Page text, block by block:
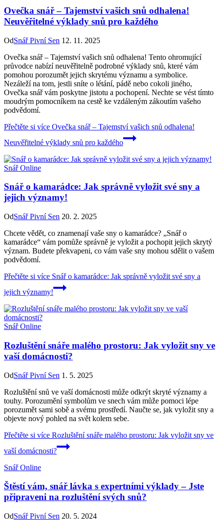
Ovečka snář – Tajemství vašich snů odhalena!
Neuvěřitelné výklady snů pro každého
OdSnář Pivní Sen 12. 11. 2025
Ovečka snář – Tajemství vašich snů odhalena! Tento ohromující
průvodce nabízí neuvěřitelně podrobné výklady snů, které vám
pomohou porozumět jejich skrytému významu a symbolice.
Nezáleží na tom, jestli sníte o létání, pádě nebo cokoli jiného,
Ovečka snář vám poskytne jistotu a pochopení. Nechte se vést tímto
moudrým pomocníkem na cestě ke vzdáleným zákoutím vašeho
podvědomí.
Přečtěte si více Ovečka snář – Tajemství vašich snů odhalena!
Neuvěřitelné výklady snů pro každého
Snář Online
Snář o kamarádce: Jak správně vyložit své sny a
jejich významy!
OdSnář Pivní Sen 20. 2. 2025
Chcete vědět, co znamenají vaše sny o kamarádce? „Snář o
kamarádce“ vám pomůže správně je vyložit a pochopit jejich skrytý
význam. Budete překvapeni, co vám vaše sny mohou sdělit o vašem
podvědomí.
Přečtěte si více Snář o kamarádce: Jak správně vyložit své sny a
jejich významy!
Snář Online
Rozluštění snáře malého prostoru: Jak vyložit sny ve
vaší domácnosti?
OdSnář Pivní Sen 1. 5. 2025
Rozluštění snů ve vaší domácnosti může odkrýt skryté významy a
touhy. Porozumění symbolům ve snech vám může pomoci lépe
porozumět sami sobě a svému prostředí. Naučte se, jak vyložit sny a
objevte nový pohled na svět kolem sebe.
Přečtěte si více Rozluštění snáře malého prostoru: Jak vyložit sny ve
vaší domácnosti?
Snář Online
Štěstí vám, snář lávka s expertními výklady – Jste
připraveni na rozluštění svých snů?
OdSnář Pivní Sen 20. 5. 2024